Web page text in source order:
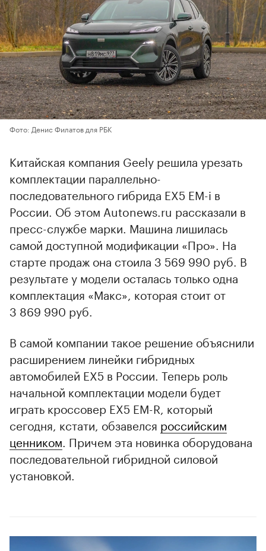
Фото: Денис Филатов для РБК
Китайская компания Geely решила урезать
комплектации параллельно-
последовательного гибрида EX5 EM-i в
России. Об этом Autonews.ru рассказали в
пресс-службе марки. Машина лишилась
самой доступной модификации «Про». На
старте продаж она стоила 3 569 990 руб. В
результате у модели осталась только одна
комплектация «Макс», которая стоит от
3 869 990 руб.
В самой компании такое решение объяснили
расширением линейки гибридных
автомобилей EX5 в России. Теперь роль
начальной комплектации модели будет
играть кроссовер EX5 EM-R, который
сегодня, кстати, обзавелся российским
ценником . Причем эта новинка оборудована
последовательной гибридной силовой
установкой.